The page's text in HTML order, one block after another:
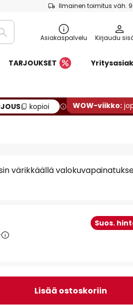
Ilmainen toimitus väh.
Etsi Asiakaspalvelu Kirjaudu
TARJOUKSET
kopioi WOW-viikko:
värikkäällä
Suos.
Lisää ostoskoriin